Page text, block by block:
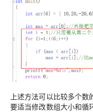
上述方法可以比较多个
要适当修改数组大小和循